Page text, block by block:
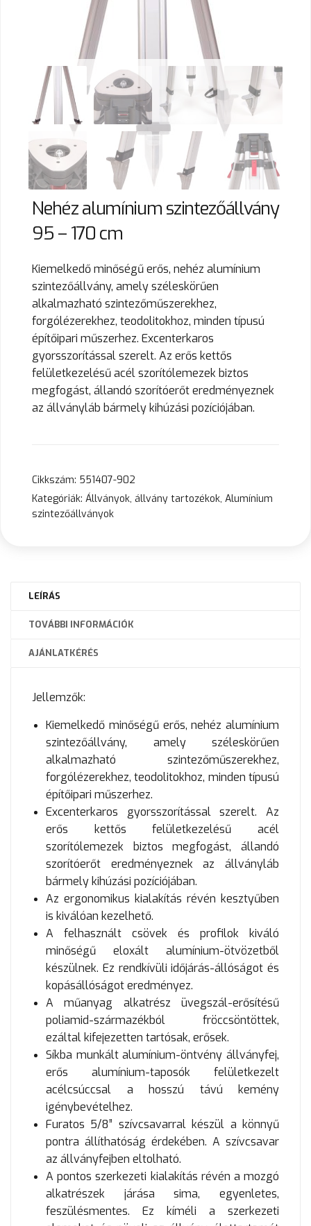
Nehéz alumínium szintezőállvány
95 – 170 cm
Kiemelkedő minőségű erős, nehéz alumínium
szintezőállvány, amely széleskörűen
alkalmazható szintezőműszerekhez,
forgólézerekhez, teodolitokhoz, minden típusú
építőipari műszerhez. Excenterkaros
gyorsszorítással szerelt. Az erős kettős
felületkezelésű acél szorítólemezek biztos
megfogást, állandó szorítóerőt eredményeznek
az állványláb bármely kihúzási pozíciójában.
Cikkszám: 551407-902
Kategóriák: Állványok, állvány tartozékok, Alumínium
szintezőállványok
LEÍRÁS
TOVÁBBI INFORMÁCIÓK
AJÁNLATKÉRÉS
Jellemzők:
Kiemelkedő minőségű erős, nehéz alumínium
szintezőállvány, amely széleskörűen
alkalmazható szintezőműszerekhez,
forgólézerekhez, teodolitokhoz, minden típusú
építőipari műszerhez.
Excenterkaros gyorsszorítással szerelt. Az
erős kettős felületkezelésű acél
szorítólemezek biztos megfogást, állandó
szorítóerőt eredményeznek az állványláb
bármely kihúzási pozíciójában.
Az ergonomikus kialakítás révén kesztyűben
is kiválóan kezelhető.
A felhasznált csövek és profilok kiváló
minőségű eloxált alumínium-ötvözetből
készülnek. Ez rendkívüli időjárás-állóságot és
kopásállóságot eredményez.
A műanyag alkatrész üvegszál-erősítésű
poliamid-származékból fröccsöntöttek,
ezáltal kifejezetten tartósak, erősek.
Síkba munkált alumínium-öntvény állványfej,
erős alumínium-taposók felületkezelt
acélcsúccsal a hosszú távú kemény
igénybevételhez.
Furatos 5/8” szívcsavarral készül a könnyű
pontra állíthatóság érdekében. A szívcsavar
az állványfejben eltolható.
A pontos szerkezeti kialakítás révén a mozgó
alkatrészek járása sima, egyenletes,
feszülésmentes. Ez kíméli a szerkezeti